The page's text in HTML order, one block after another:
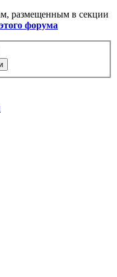
размещенным в секции
форума